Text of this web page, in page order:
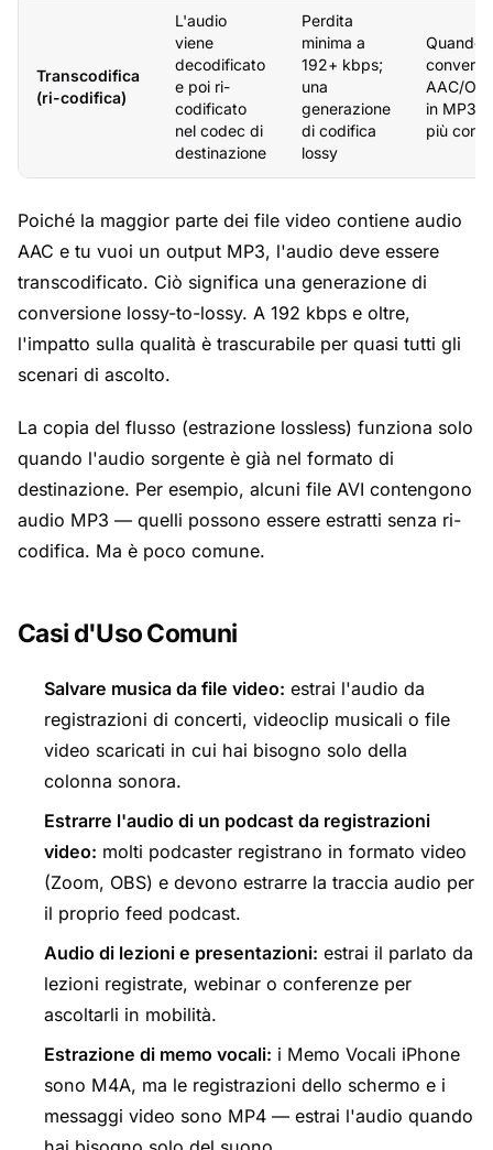
Transcodifica
(ri-codifica)
L'audio
viene
decodificato
e poi ri-
codificato
nel codec di
destinazione
Perdita
minima a
192+ kbps;
una
generazione
di codifica
lossy
Quando
converte
AAC/
in MP3
più
Poiché la maggior parte dei file video contiene audio
AAC e tu vuoi un output MP3, l'audio deve essere
transcodificato. Ciò significa una generazione di
conversione lossy-to-lossy. A 192 kbps e oltre,
l'impatto sulla qualità è trascurabile per quasi tutti gli
scenari di ascolto.
La copia del flusso (estrazione lossless) funziona solo
quando l'audio sorgente è già nel formato di
destinazione. Per esempio, alcuni file AVI contengono
audio MP3 — quelli possono essere estratti senza ri-
codifica. Ma è poco comune.
Casi d'Uso Comuni
Salvare musica da file video: estrai l'audio da
registrazioni di concerti, videoclip musicali o file
video scaricati in cui hai bisogno solo della
colonna sonora.
Estrarre l'audio di un podcast da registrazioni
video: molti podcaster registrano in formato video
(Zoom, OBS) e devono estrarre la traccia audio per
il proprio feed podcast.
Audio di lezioni e presentazioni: estrai il parlato da
lezioni registrate, webinar o conferenze per
ascoltarli in mobilità.
Estrazione di memo vocali: i Memo Vocali iPhone
sono M4A, ma le registrazioni dello schermo e i
messaggi video sono MP4 — estrai l'audio quando